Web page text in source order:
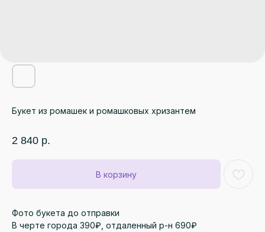
Букет из ромашек и ромашковых хризантем
2 840 р.
В корзину
Фото букета до отправки
В черте города 390₽, отдаленный р-н 690₽